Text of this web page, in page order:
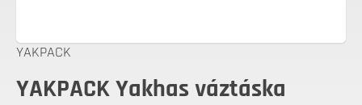
YAKPACK
YAKPACK Yakhas váztáska